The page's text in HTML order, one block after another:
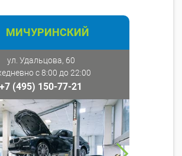
МИЧУРИНСКИЙ
ул. Удальцова, 60
с 8:00 до 22:00
+7 (495) 150-77-21